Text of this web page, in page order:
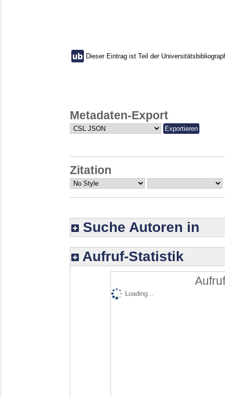
Dieser Eintrag ist Teil der
Metadaten-Export
Zitation
Suche Autoren in
Aufruf-Statistik
Loading...